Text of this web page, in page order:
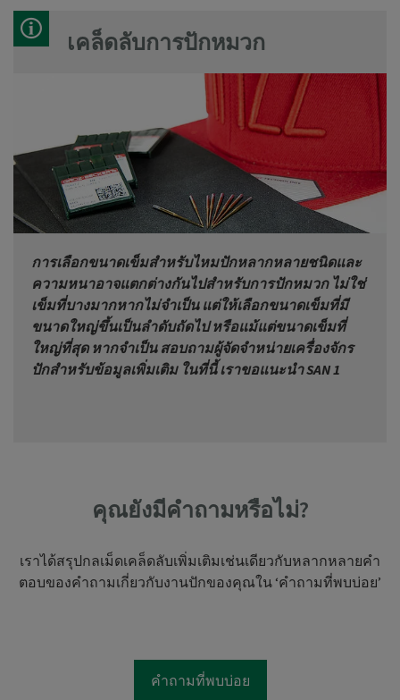
เคล็ดลับการปักหมวก
การเลือกขนาดเข็มสำหรับไหมปักหลากหลายชนิดและ
ความหนาอาจแตกต่างกันไปสำหรับการปักหมวก ไม่ใช่
เข็มที่บางมากหากไม่จำเป็นแต่ให้เลือกขนาดเข็มที่มี
ขนาดใหญ่ขึ้นเป็นลำดับถัดไป หรือแม้แต่ขนาดเข็มที่
ใหญ่ที่สุด หากจำเป็น สอบถามผู้จัดจำหน่ายเครื่องจักร
ปักสำหรับข้อมูลเพิ่มเติม ในที่นี้ เราขอแนะนำSAN 1
คุณยังมีคำถามหรือไม่?
เราได้สรุปกลเม็ดเคล็ดลับเพิ่มเติมเช่นเดียวกับหลากหลายคำ
ตอบของคำถามเกี่ยวกับงานปักของคุณใน ‘คำถามที่พบบ่อย’
คำถามที่พบบ่อย